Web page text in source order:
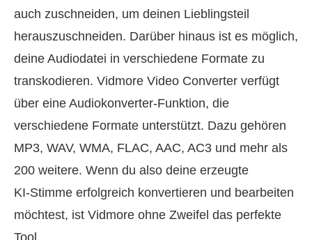
auch zuschneiden, um deinen Lieblingsteil
herauszuschneiden. Darüber hinaus ist es möglich,
deine Audiodatei in verschiedene Formate zu
transkodieren. Vidmore Video Converter verfügt
über eine Audiokonverter‑Funktion, die
verschiedene Formate unterstützt. Dazu gehören
MP3, WAV, WMA, FLAC, AAC, AC3 und mehr als
200 weitere. Wenn du also deine erzeugte
KI‑Stimme erfolgreich konvertieren und bearbeiten
möchtest, ist Vidmore ohne Zweifel das perfekte